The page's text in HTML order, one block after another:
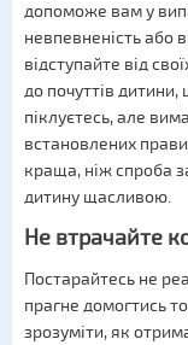
допоможе вам у
невпевненість або
відступайте від
до почуттів
піклуєтесь, але
встановлених
краща, ніж спроба
дитину щасливою.
Не втрачайте
Постарайтесь не
прагне домогтись
зрозуміти, як